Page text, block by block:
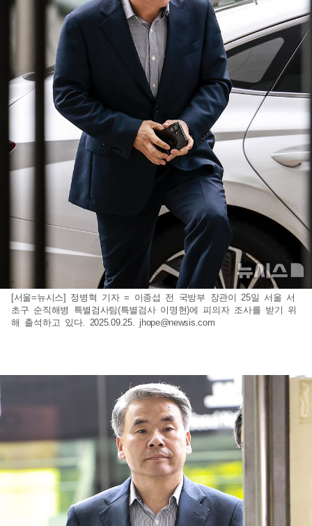
[서울=뉴시스] 정병혁 기자 = 이종섭 전 국방부 장관이 25일 서울 서
초구 순직해병 특별검사팀(특별검사 이명현)에 피의자 조사를 받기 위
해 출석하고 있다. 2025.09.25. jhope@newsis.com